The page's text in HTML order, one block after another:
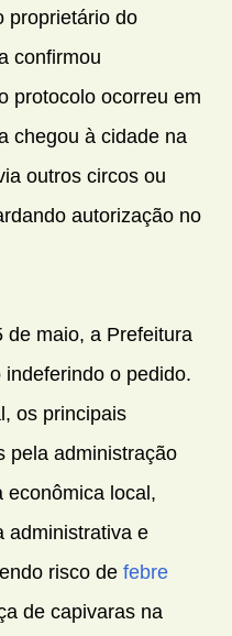
proprietário do
confirmou
protocolo ocorreu em
chegou à cidade na
outros circos ou
autorização no
de maio, a Prefeitura
o pedido.
os principais
pela administração
econômica local,
administrativa e
risco de febre
de capivaras na